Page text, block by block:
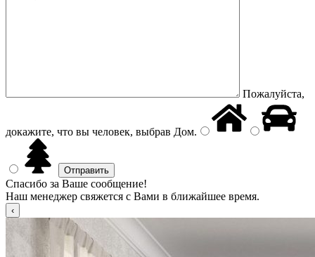
Пожалуйста,
докажите, что вы человек, выбрав Дом.
Спасибо за Ваше сообщение!
Наш менеджер свяжется с Вами в ближайшее время.